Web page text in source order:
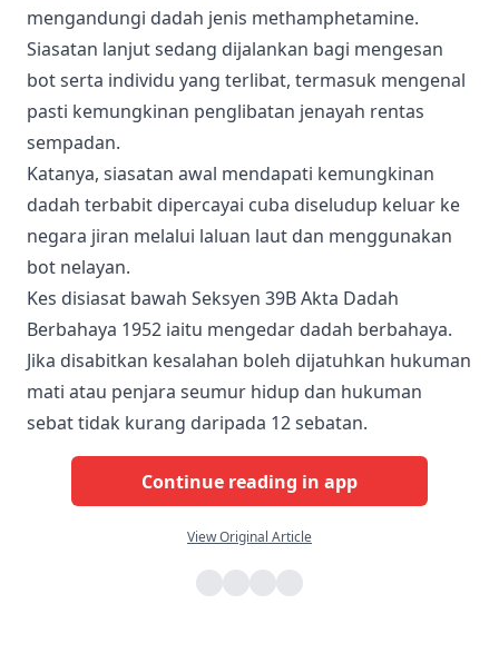
mengandungi dadah jenis methamphetamine.
Siasatan lanjut sedang dijalankan bagi mengesan
bot serta individu yang terlibat, termasuk mengenal
pasti kemungkinan penglibatan jenayah rentas
sempadan.
Katanya, siasatan awal mendapati kemungkinan
dadah terbabit dipercayai cuba diseludup keluar ke
negara jiran melalui laluan laut dan menggunakan
bot nelayan.
Kes disiasat bawah Seksyen 39B Akta Dadah
Berbahaya 1952 iaitu mengedar dadah berbahaya.
Jika disabitkan kesalahan boleh dijatuhkan hukuman
mati atau penjara seumur hidup dan hukuman
sebat tidak kurang daripada 12 sebatan.
Continue reading in app
View Original Article